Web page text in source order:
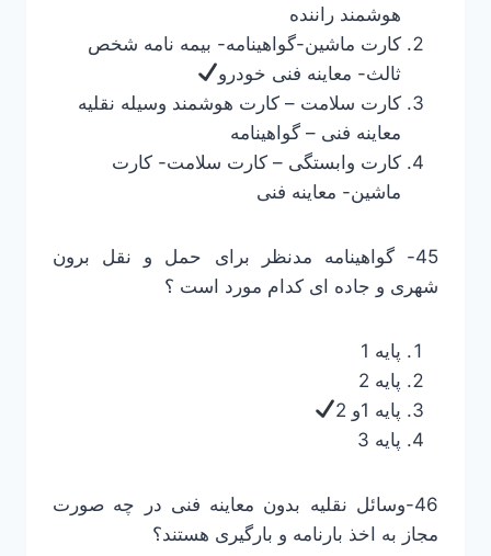
هوشمند راننده
کارت ماشین-گواهینامه- بیمه نامه شخص
ثالث- معاینه فنی خودرو
کارت سلامت – کارت هوشمند وسیله نقلیه
معاینه فنی – گواهینامه
کارت وابستگی – کارت سلامت- کارت
ماشین- معاینه فنی
45- گواهینامه مدنظر برای حمل و نقل برون
شهری و جاده ای کدام مورد است ؟
پایه 1
پایه 2
پایه 1و 2
پایه 3
46-وسائل نقلیه بدون معاینه فنی در چه صورت
مجاز به اخذ بارنامه و بارگیری هستند؟